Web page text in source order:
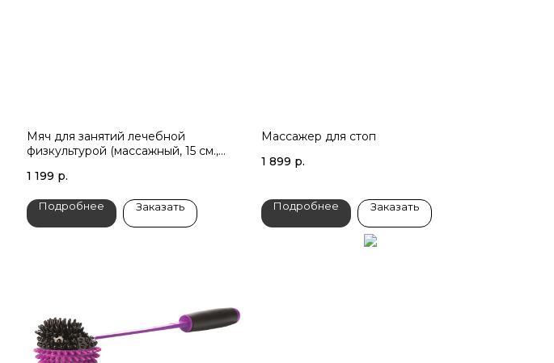
Мяч для занятий лечебной
физкультурой (массажный, 15 см.,
1 199 р.
Подробнее Заказать
Массажер для стоп
1 899 р.
Подробнее Заказать